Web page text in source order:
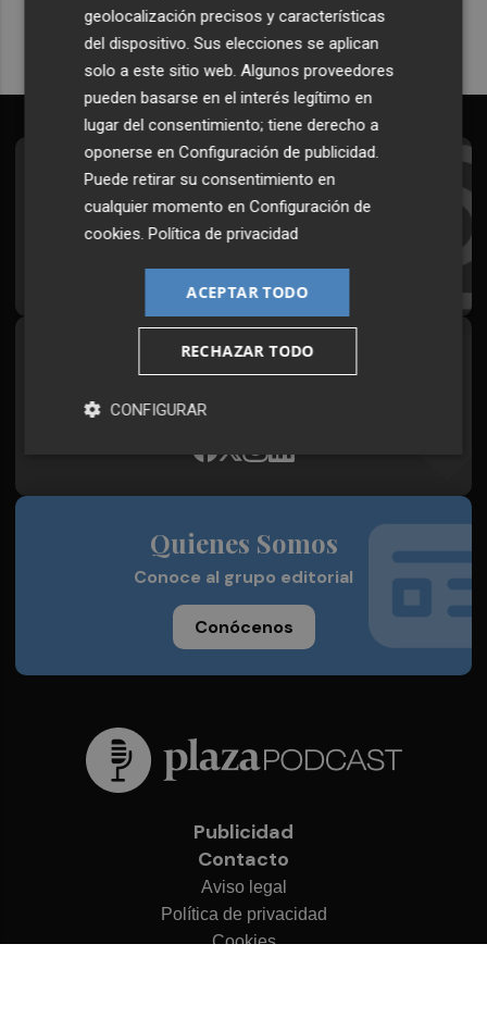
Suscríbete al Boletín
Todos los días a primera hora en tu email
¡Quiero suscribirme!
Síguenos en redes
Plaza Podcast, desde cualquier medio
Quienes Somos
Conoce al grupo editorial
Conócenos
Publicidad
Contacto
Aviso legal
Política de privacidad
Cookies
geolocalización precisos y características
del dispositivo. Sus elecciones se aplican
solo a este sitio web. Algunos proveedores
pueden basarse en el interés legítimo en
lugar del consentimiento; tiene derecho a
oponerse enConfiguración de publicidad.
Puede retirar su consentimiento en
cualquier momento enConfiguración de
cookies.Política de privacidad
ACEPTAR TODO
RECHAZAR TODO
CONFIGURAR